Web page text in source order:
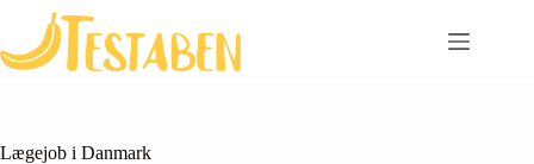
content
Lægejob i Danmark